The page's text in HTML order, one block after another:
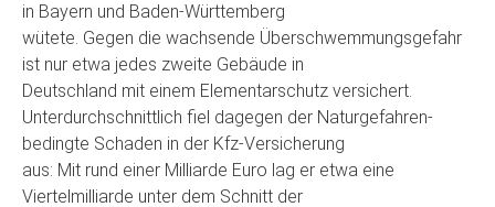
in Bayern und Baden-Württemberg
wütete. Gegen die wachsende Überschwemmungsgefahr
ist nur etwa jedes zweite Gebäude in
Deutschland mit einem Elementarschutz versichert.
Unterdurchschnittlich fiel dagegen der Naturgefahren-
bedingte Schaden in der Kfz-Versicherung
aus: Mit rund einer Milliarde Euro lag er etwa eine
Viertelmilliarde unter dem Schnitt der